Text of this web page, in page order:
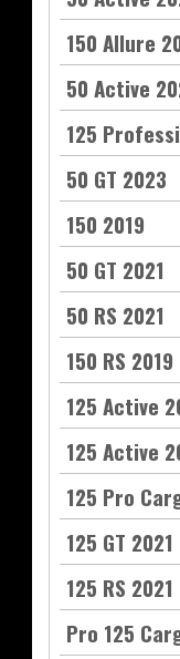
150 Allure
50 Active
125
50 GT 2023
150 2019
50 GT 2021
50 RS 2021
150 RS 2019
125 Active
125 Active
125 Pro
125 GT 2021
125 RS 2021
Pro 125